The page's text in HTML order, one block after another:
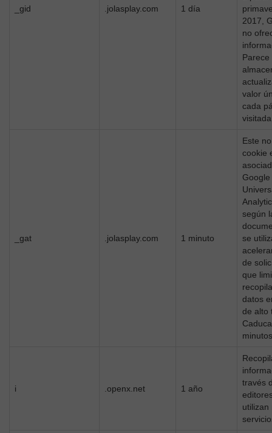
_gid .jolasplay.com 1 día
2017,
no
Parece
valor
cada
_gat .jolasplay.com 1 minuto
Este
cookie
Google
según
se
de
que
datos
de alto
i .openx.net 1 año
través
utilizan